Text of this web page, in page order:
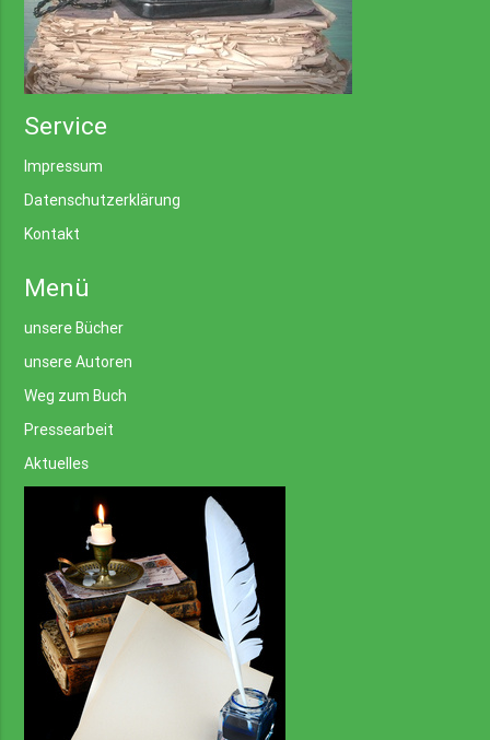
Service
Impressum
Datenschutzerklärung
Kontakt
Menü
unsere Bücher
unsere Autoren
Weg zum Buch
Pressearbeit
Aktuelles